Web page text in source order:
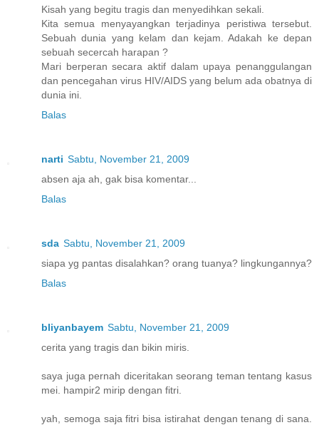
Kisah yang begitu tragis dan menyedihkan sekali.
Kita semua menyayangkan terjadinya peristiwa tersebut.
Sebuah dunia yang kelam dan kejam. Adakah ke depan
sebuah secercah harapan ?
Mari berperan secara aktif dalam upaya penanggulangan
dan pencegahan virus HIV/AIDS yang belum ada obatnya di
dunia ini.
Balas
narti Sabtu, November 21, 2009
absen aja ah, gak bisa komentar...
Balas
sda Sabtu, November 21, 2009
siapa yg pantas disalahkan? orang tuanya? lingkungannya?
Balas
bliyanbayem Sabtu, November 21, 2009
cerita yang tragis dan bikin miris.
saya juga pernah diceritakan seorang teman tentang kasus
mei. hampir2 mirip dengan fitri.
yah, semoga saja fitri bisa istirahat dengan tenang di sana.